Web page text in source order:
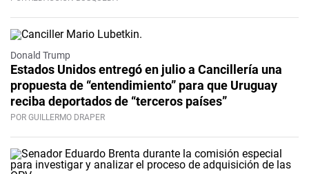
Donald Trump
Estados Unidos entregó en julio a Cancillería una
propuesta de “entendimiento” para que Uruguay
reciba deportados de “terceros países”
POR GUILLERMO DRAPER